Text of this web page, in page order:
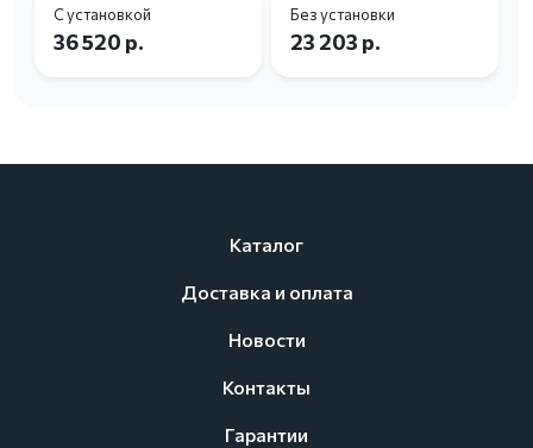
С установкой
36 520 р.
Без установки
23 203 р.
Каталог
Доставка и оплата
Новости
Контакты
Гарантии